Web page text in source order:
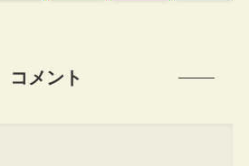
コメント